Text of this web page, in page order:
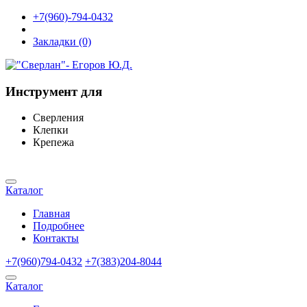
+7(960)-794-0432
Закладки (0)
Инструмент для
Сверления
Клепки
Крепежа
Каталог
Главная
Подробнее
Контакты
+7(960)794-0432 +7(383)204-8044
Каталог